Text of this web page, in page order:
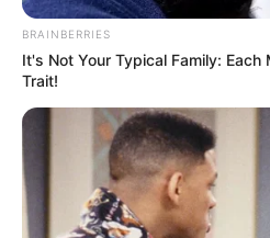
BRAINBERRIES
It's Not Your Typical Family:
Trait!